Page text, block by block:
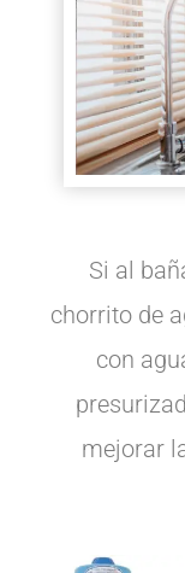
Si al
chorrito de
con
mejorar